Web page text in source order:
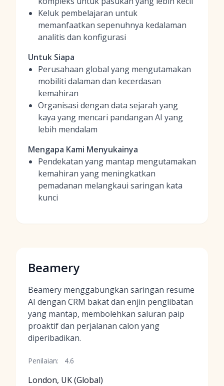
Keluk pembelajaran untuk
memanfaatkan sepenuhnya kedalaman
analitis dan konfigurasi
Untuk Siapa
Perusahaan global yang mengutamakan
mobiliti dalaman dan kecerdasan
kemahiran
Organisasi dengan data sejarah yang
kaya yang mencari pandangan AI yang
lebih mendalam
Mengapa Kami Menyukainya
Pendekatan yang mantap mengutamakan
kemahiran yang meningkatkan
pemadanan melangkaui saringan kata
kunci
Beamery
Beamery menggabungkan saringan resume
AI dengan CRM bakat dan enjin penglibatan
yang mantap, membolehkan saluran paip
proaktif dan perjalanan calon yang
diperibadikan.
Penilaian: 4.6
London, UK (Global)